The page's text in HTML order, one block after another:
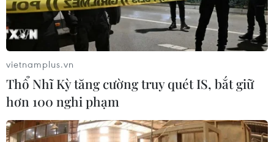
Giảm phiên đầu tuần, giá vàng SJC tuột
vietnamplus.vn
Thổ Nhĩ Kỳ tăng cường truy quét IS, bắt giữ
hơn 100 nghi phạm